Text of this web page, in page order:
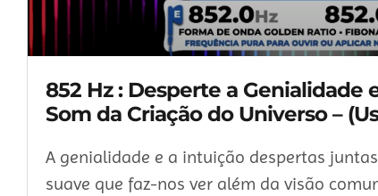
852 Hz : Desperte a Genialidade
Som da Criação do Universo –
A genialidade e a intuição despertas
suave que faz-nos ver além da visão